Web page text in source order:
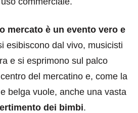
mercato è un evento vero e
esibiscono dal vivo, musicisti
e si esprimono sul palco
del mercatino e, come la
belga vuole, anche una vasta
dei bimbi.